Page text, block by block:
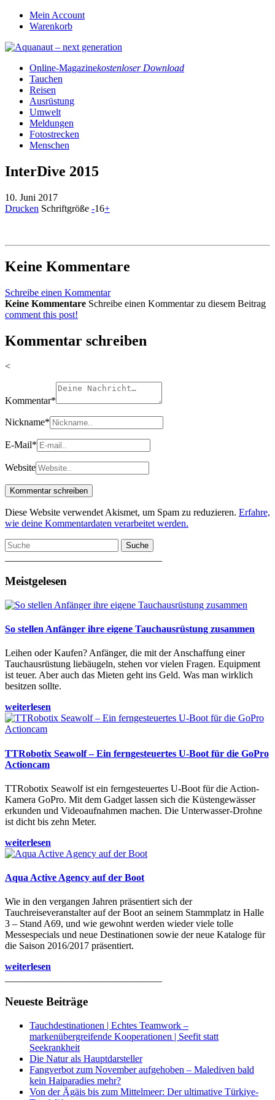
Mein Account
Warenkorb
Online-Magazinekostenloser Download
Tauchen
Reisen
Ausrüstung
Umwelt
Meldungen
Fotostrecken
Menschen
InterDive 2015
10. Juni 2017
Drucken Schriftgröße -16+
Keine Kommentare
Schreibe einen Kommentar
Keine Kommentare Schreibe einen Kommentar zu diesem Beitrag
comment this post!
Kommentar schreiben
<
Kommentar*
Nickname*
E-Mail*
Website
Diese Website verwendet Akismet, um Spam zu reduzieren. Erfahre,
wie deine Kommentardaten verarbeitet werden.
Suche
Meistgelesen
So stellen Anfänger ihre eigene Tauchausrüstung zusammen
Leihen oder Kaufen? Anfänger, die mit der Anschaffung einer
Tauchausrüstung liebäugeln, stehen vor vielen Fragen. Equipment
ist teuer. Aber auch das Mieten geht ins Geld. Was man wirklich
besitzen sollte.
weiterlesen
TTRobotix Seawolf – Ein ferngesteuertes U-Boot für die GoPro
Actioncam
TTRobotix Seawolf ist ein ferngesteuertes U-Boot für die Action-
Kamera GoPro. Mit dem Gadget lassen sich die Küstengewässer
erkunden und Videoaufnahmen machen. Die Unterwasser-Drohne
ist dicht bis zehn Meter.
weiterlesen
Aqua Active Agency auf der Boot
Wie in den vergangen Jahren präsentiert sich der
Tauchreiseveranstalter auf der Boot an seinem Stammplatz in Halle
3 – Stand A69, und wie gewohnt werden wieder viele tolle
Messespecials und neue Destinationen sowie der neue Kataloge für
die Saison 2016/2017 präsentiert.
weiterlesen
Neueste Beiträge
Tauchdestinationen | Echtes Teamwork –
markenübergreifende Kooperationen | Seefit statt
Seekrankheit
Die Natur als Hauptdarsteller
Fangverbot zum November aufgehoben – Malediven bald
kein Haiparadies mehr?
Von der Ägäis bis zum Mittelmeer: Der ultimative Türkiye-